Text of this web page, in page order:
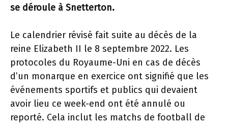
se déroule à Snetterton.
Le calendrier révisé fait suite au décès de la
reine Elizabeth II le 8 septembre 2022. Les
protocoles du Royaume-Uni en cas de décès
d’un monarque en exercice ont signifié que les
événements sportifs et publics qui devaient
avoir lieu ce week-end ont été annulé ou
reporté. Cela inclut les matchs de football de